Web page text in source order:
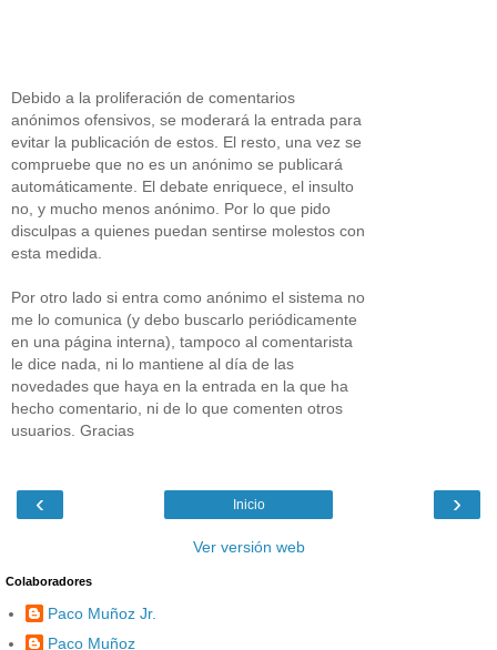
Debido a la proliferación de comentarios
anónimos ofensivos, se moderará la entrada para
evitar la publicación de estos. El resto, una vez se
compruebe que no es un anónimo se publicará
automáticamente. El debate enriquece, el insulto
no, y mucho menos anónimo. Por lo que pido
disculpas a quienes puedan sentirse molestos con
esta medida.
Por otro lado si entra como anónimo el sistema no
me lo comunica (y debo buscarlo periódicamente
en una página interna), tampoco al comentarista
le dice nada, ni lo mantiene al día de las
novedades que haya en la entrada en la que ha
hecho comentario, ni de lo que comenten otros
usuarios. Gracias
‹ ›
Inicio
Ver versión web
Colaboradores
Paco Muñoz Jr.
Paco Muñoz